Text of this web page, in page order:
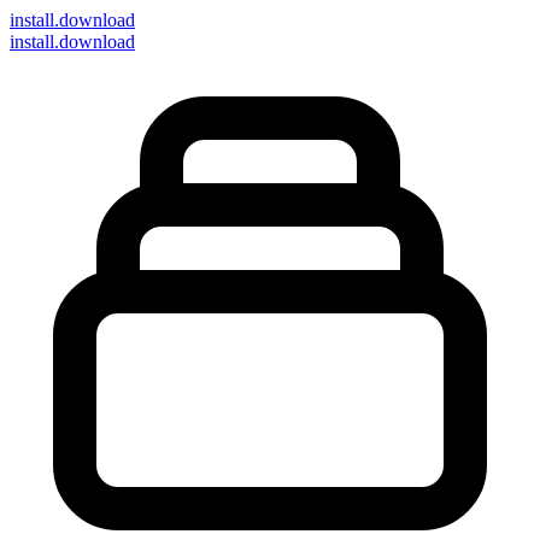
install.download
install.download